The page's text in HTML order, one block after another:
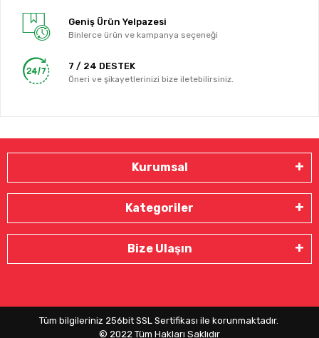
Geniş Ürün Yelpazesi
Binlerce ürün ve kampanya seçeneği
7 / 24 DESTEK
Öneri ve şikayetlerinizi bize iletebilirsiniz.
Kurumsal
Kategoriler
Bize Ulaşın
Tüm bilgileriniz 256bit SSL Sertifikası ile korunmaktadır.
© 2022 Tüm Hakları Saklıdır